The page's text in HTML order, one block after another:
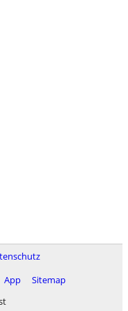
App
Sitemap